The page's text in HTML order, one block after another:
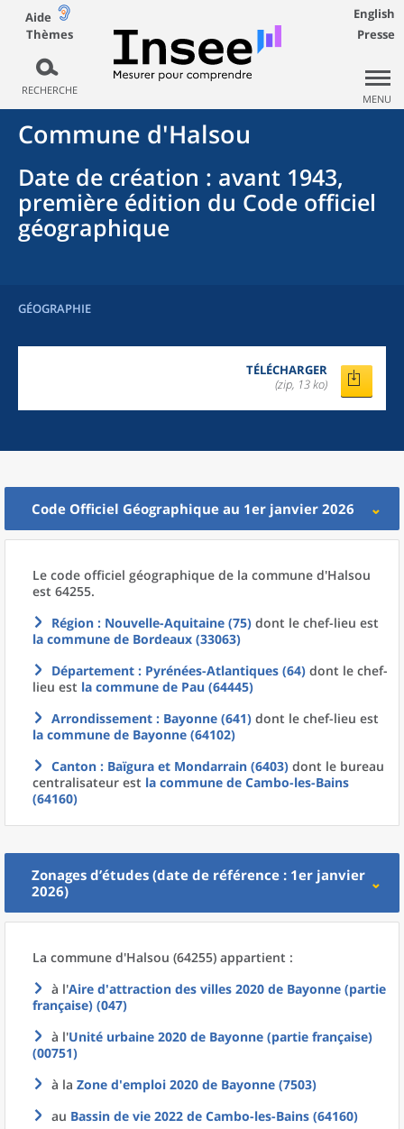
Aide
Thèmes
RECHERCHE
English
Presse
MENU
Commune d'Halsou
Date de création : avant 1943,
première édition du Code officiel
géographique
GÉOGRAPHIE
TÉLÉCHARGER
(zip, 13 ko)
Code Officiel Géographique au 1er janvier 2026
Le code officiel géographique de la commune d'Halsou
est 64255.
Région : Nouvelle-Aquitaine (75) dont le chef-lieu est
la commune de Bordeaux (33063)
Département : Pyrénées-Atlantiques (64) dont le chef-
lieu est la commune de Pau (64445)
Arrondissement : Bayonne (641) dont le chef-lieu est
la commune de Bayonne (64102)
Canton : Baïgura et Mondarrain (6403) dont le bureau
centralisateur est la commune de Cambo-les-Bains
(64160)
Zonages d’études (date de référence : 1er janvier
2026)
La commune d'Halsou (64255) appartient :
à l'Aire d'attraction des villes 2020 de Bayonne (partie
française) (047)
à l'Unité urbaine 2020 de Bayonne (partie française)
(00751)
à la Zone d'emploi 2020 de Bayonne (7503)
au Bassin de vie 2022 de Cambo-les-Bains (64160)